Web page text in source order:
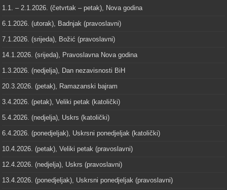
1.1. – 2.1.2026. (četvrtak – petak), Nova godina
6.1.2026. (utorak), Badnjak (pravoslavni)
7.1.2026. (srijeda), Božić (pravoslavni)
14.1.2026. (srijeda), Pravoslavna Nova godina
1.3.2026. (nedjelja), Dan nezavisnosti BiH
20.3.2026. (petak), Ramazanski bajram
3.4.2026. (petak), Veliki petak (katolički)
5.4.2026. (nedjelja), Uskrs (katolički)
6.4.2026. (ponedjeljak), Uskrsni ponedjeljak (katolički)
10.4.2026. (petak), Veliki petak (pravoslavni)
12.4.2026. (nedjelja), Uskrs (pravoslavni)
13.4.2026. (ponedjeljak), Uskrsni ponedjeljak (pravoslavni)